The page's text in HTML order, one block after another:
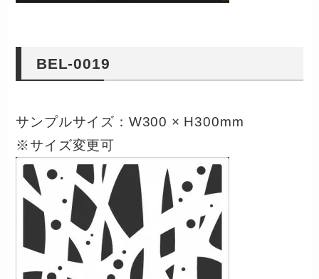
BEL-0019
サンプルサイズ：W300 × H300mm
※サイズ変更可